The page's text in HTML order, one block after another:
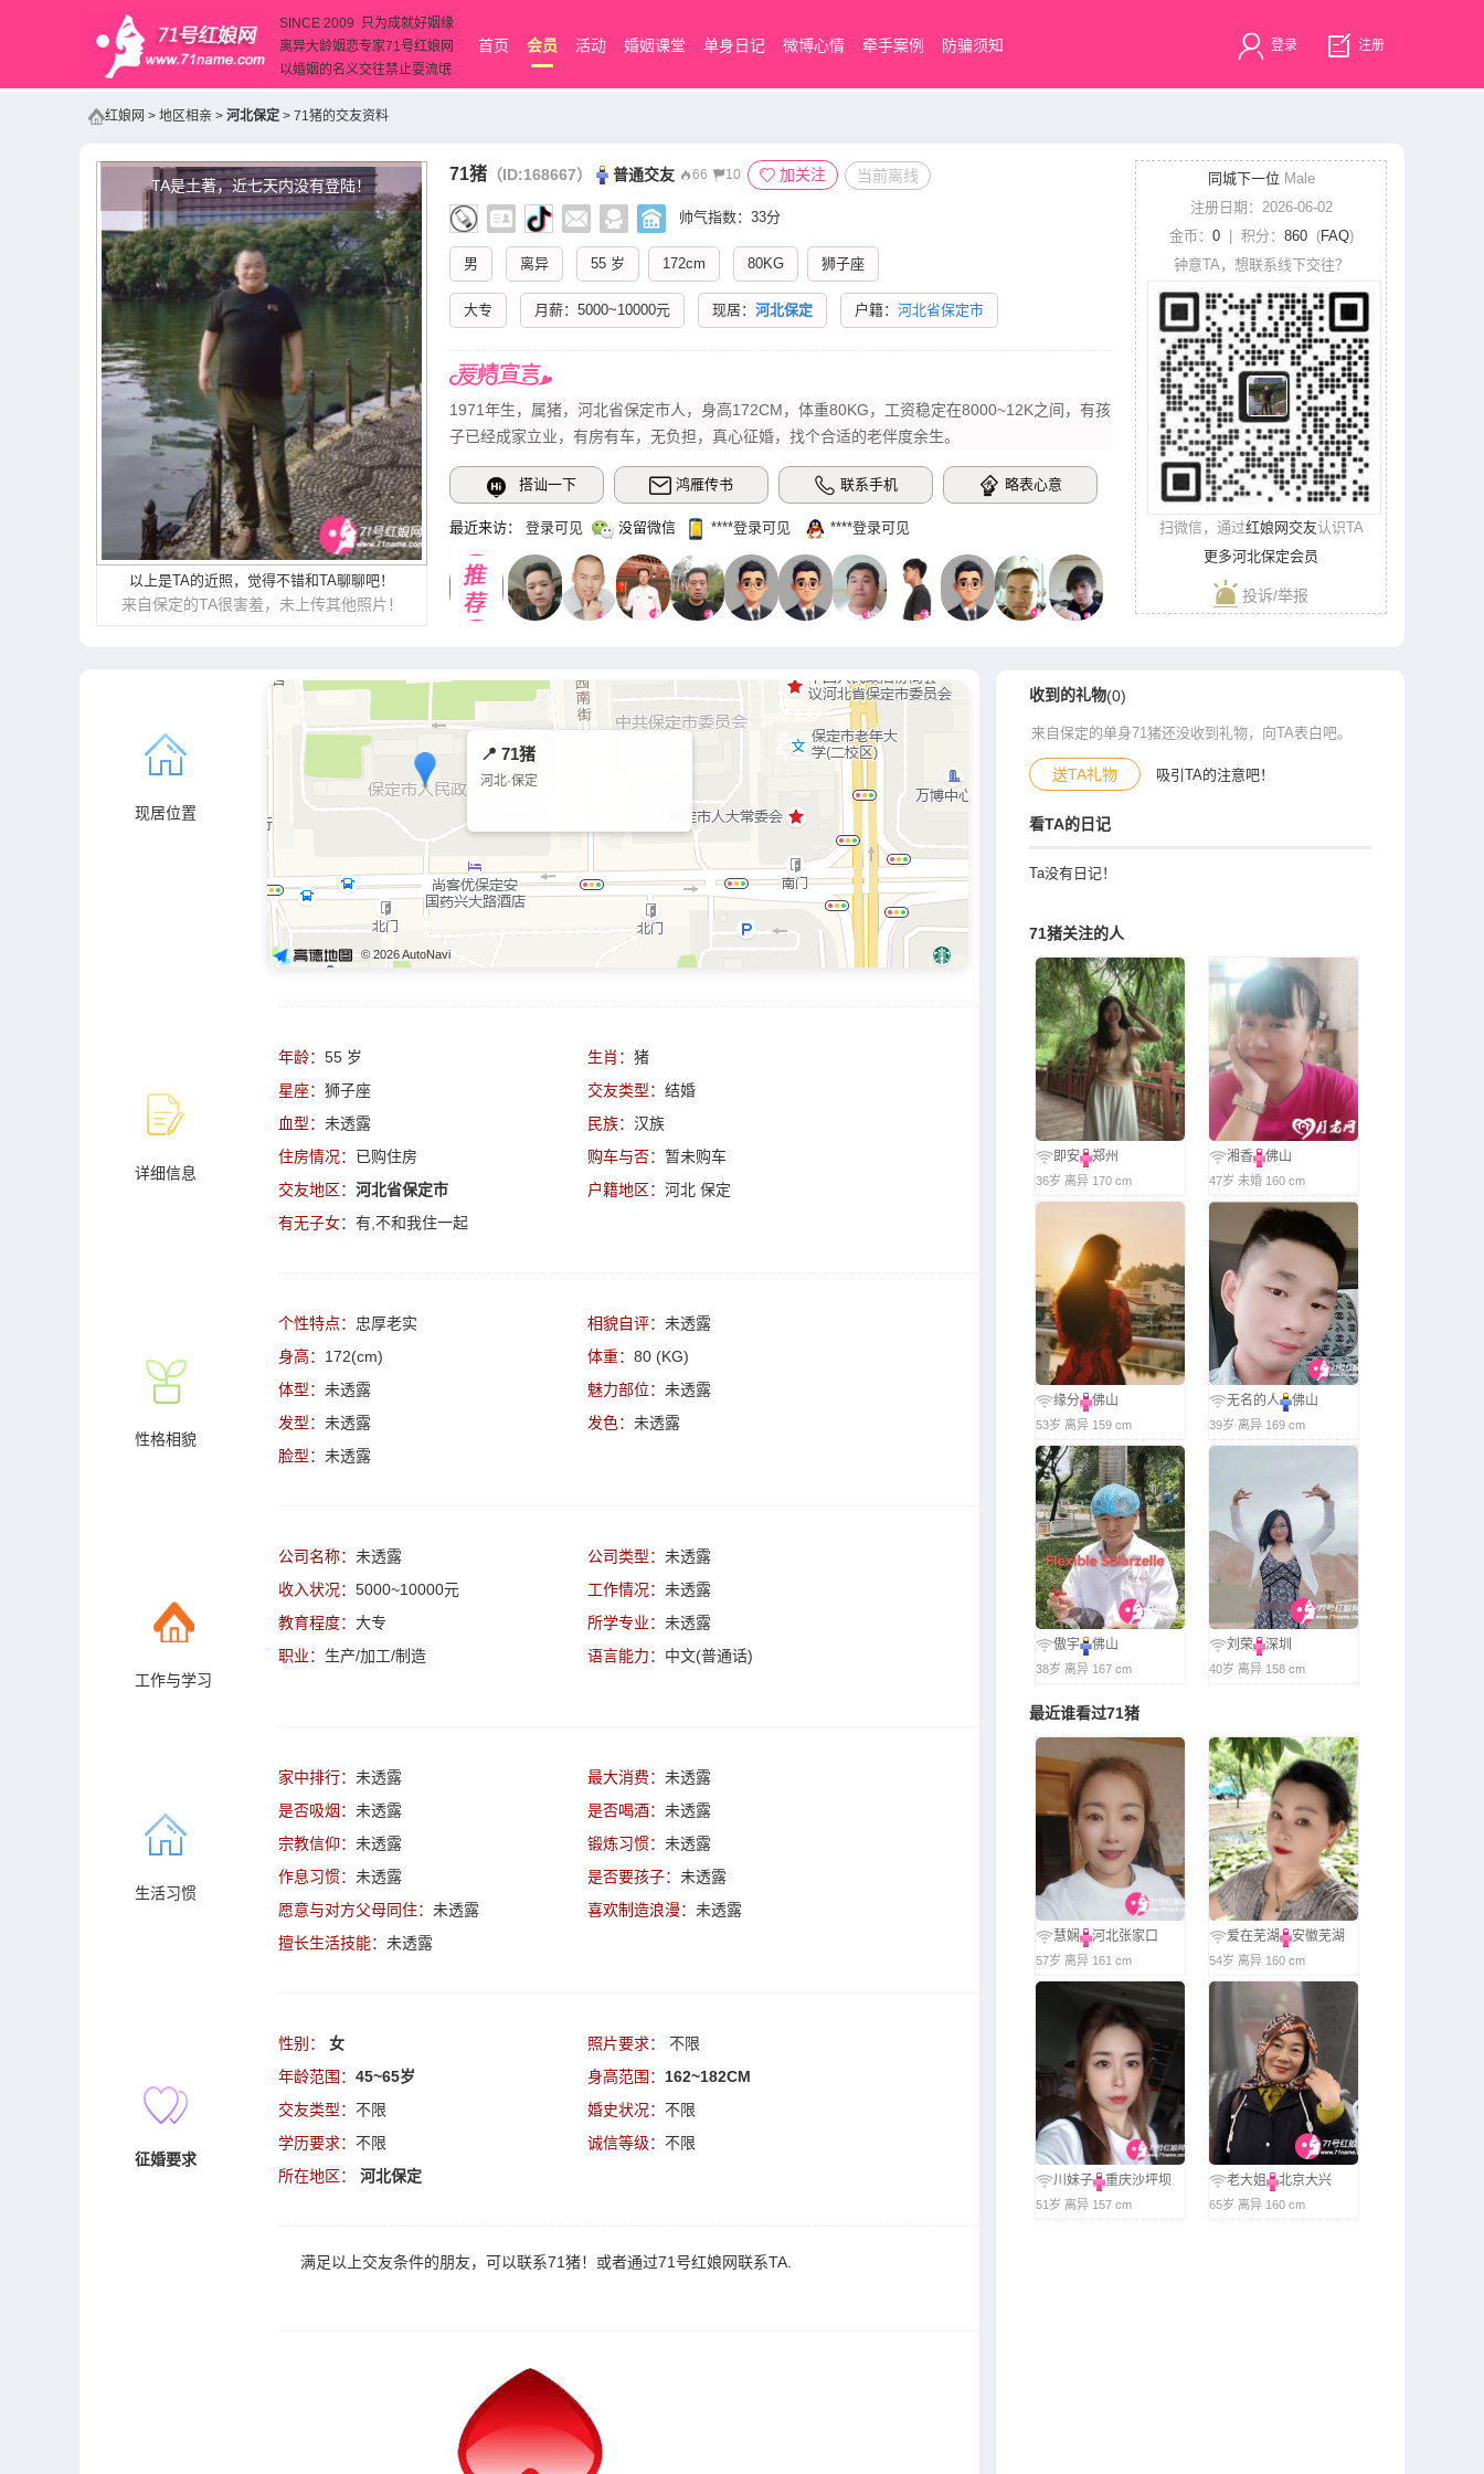
SINCE 2009 只为成就好姻缘
离异大龄姻恋专家71号红娘网
以婚姻的名义交往禁止耍流氓
首页 会员 活动 婚姻课堂 单身日记 微博心情 牵手案例 防骗须知 登录 注册
红娘网 > 地区相亲 > 河北保定 > 71猪的交友资料
TA是土著，近七天内没有登陆！
以上是TA的近照，觉得不错和TA聊聊吧！
来自保定的TA很害羞，未上传其他照片！
71猪 （ID:168667） 普通交友 66 10 加关注 当前离线
帅气指数：33分
男 离异 55 岁 172cm 80KG 狮子座
大专 月薪：5000~10000元 现居： 河北保定 户籍： 河北省保定市
1971年生，属猪，河北省保定市人，身高172CM，体重80KG，工资稳定在8000~12K之间，有孩
子已经成家立业，有房有车，无负担，真心征婚，找个合适的老伴度余生。
搭讪一下 鸿雁传书 联系手机 略表心意
最近来访： 登录可见 没留微信 ‌****‌登录可见 ‌****‌登录可见
同城下一位 Male
注册日期：2026-06-02
金币： 0| 积分： 860(FAQ)
钟意TA，想联系线下交往？
扫微信，通过红娘网交友认识TA
更多河北保定会员
投诉/举报
现居位置
📍 71猪
河北·保定
© 2026 AutoNavi
详细信息
年龄： 55 岁 生肖： 猪
星座： 狮子座 交友类型： 结婚
血型： 未透露 民族： 汉族
住房情况： 已购住房 购车与否： 暂未购车
交友地区： 河北省保定市 户籍地区： 河北 保定
有无子女： 有,不和我住一起
性格相貌
个性特点： 忠厚老实 相貌自评： 未透露
身高： 172(cm) 体重： 80 (KG)
体型： 未透露 魅力部位： 未透露
发型： 未透露 发色： 未透露
脸型： 未透露
工作与学习
公司名称： 未透露 公司类型： 未透露
收入状况： 5000~10000元 工作情况： 未透露
教育程度： 大专 所学专业： 未透露
职业： 生产/加工/制造 语言能力： 中文(普通话)
生活习惯
家中排行： 未透露 最大消费： 未透露
是否吸烟： 未透露 是否喝酒： 未透露
宗教信仰： 未透露 锻炼习惯： 未透露
作息习惯： 未透露 是否要孩子： 未透露
愿意与对方父母同住： 未透露 喜欢制造浪漫： 未透露
擅长生活技能： 未透露
征婚要求
性别： 女 照片要求：
不限
年龄范围： 45~65岁 身高范围： 162~182CM
交友类型： 不限 婚史状况： 不限
学历要求： 不限 诚信等级： 不限
所在地区：
河北保定
满足以上交友条件的朋友，可以联系71猪！或者通过71号红娘网联系TA
收到的礼物(0)
来自保定的单身71猪还没收到礼物，向TA表白吧。
送TA礼物 吸引TA的注意吧！
看TA的日记
Ta没有日记！
71猪关注的人
即安 郑州
36岁 离异 170 cm
湘香 佛山
47岁 未婚 160 cm
缘分 佛山
53岁 离异 159 cm
无名的人 佛山
39岁 离异 169 cm
傲宇 佛山
38岁 离异 167 cm
刘荣 深圳
40岁 离异 158 cm
最近谁看过71猪
慧娴 河北张家口
57岁 离异 161 cm
爱在芜湖 安徽芜湖
54岁 离异 160 cm
川妹子 重庆沙坪坝
51岁 离异 157 cm
老大姐 北京大兴
65岁 离异 160 cm